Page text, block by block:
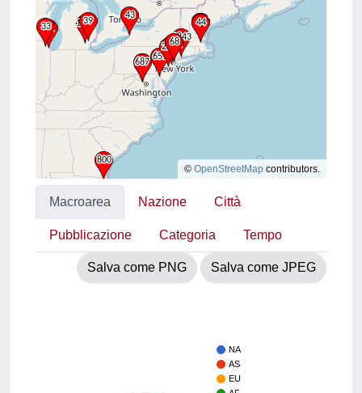
© OpenStreetMap contributors.
Macroarea Nazione Città
Pubblicazione Categoria Tempo
Salva come PNG Salva come JPEG
NA
AS
EU